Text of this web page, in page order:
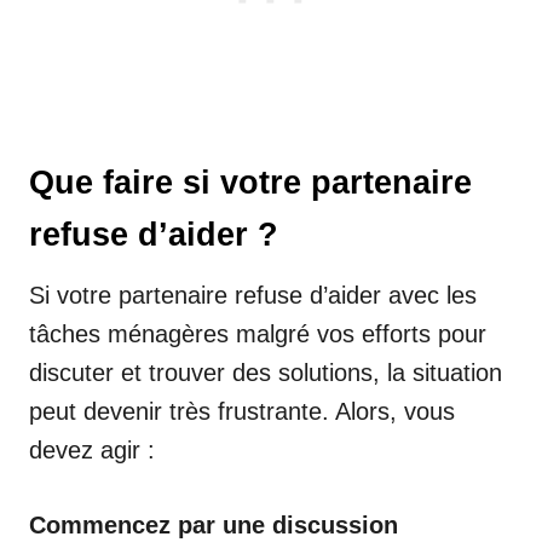
Que faire si votre partenaire
refuse d’aider ?
Si votre partenaire refuse d’aider avec les
tâches ménagères malgré vos efforts pour
discuter et trouver des solutions, la situation
peut devenir très frustrante. Alors, vous
devez agir :
Commencez par une discussion